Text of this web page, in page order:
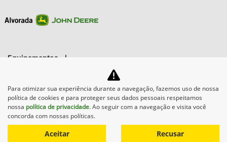
Equipamentos
Mapa do site
Política de privacidade
Para otimizar sua experiência durante a navegação, fazemos uso de nossa
política de cookies e para proteger seus dados pessoais respeitamos
nossa política de privacidade. Ao seguir com a navegação e visita você
concorda com nossas políticas.
Aceitar Recusar